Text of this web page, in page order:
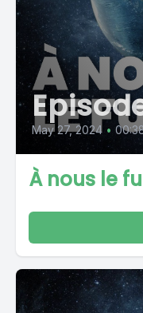
May 27, 2024 •
À nous le